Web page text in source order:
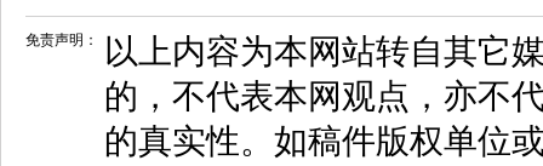
免责声明：
以上内容为本网站转自其它
的，不代表本网观点，亦不
的真实性。如稿件版权单位